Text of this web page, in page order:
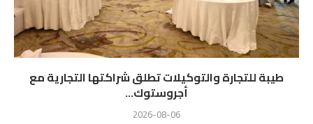
طيبة للتجارة والتوكيلات تطلق شراكتها التجارية مع
أجروستوك...
2026-08-06